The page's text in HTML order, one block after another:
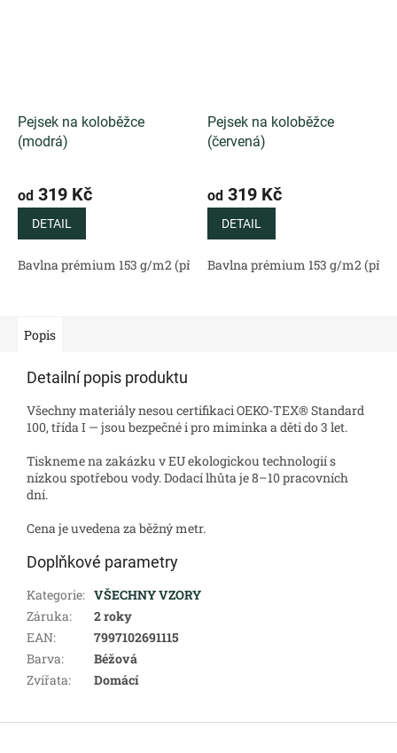
Pejsek na koloběžce
(modrá)
od 319 Kč
DETAIL
Bavlna prémium 153 g/m2 (přírodní) Bavlněný satén 130 g/
Pejsek na koloběžce
(červená)
od 319 Kč
DETAIL
Bavlna prémium 153 g/m2
Popis
Detailní popis produktu
Všechny materiály nesou certifikaci OEKO-TEX® Standard
100, třída I — jsou bezpečné i pro miminka a děti do 3 let.
Tiskneme na zakázku v EU ekologickou technologií s
nízkou spotřebou vody. Dodací lhůta je 8–10 pracovních
dní.
Cena je uvedena za běžný metr.
Doplňkové parametry
Kategorie: VŠECHNY VZORY
Záruka:
2 roky
EAN:
7997102691115
Barva:
Béžová
Zvířata: Domácí